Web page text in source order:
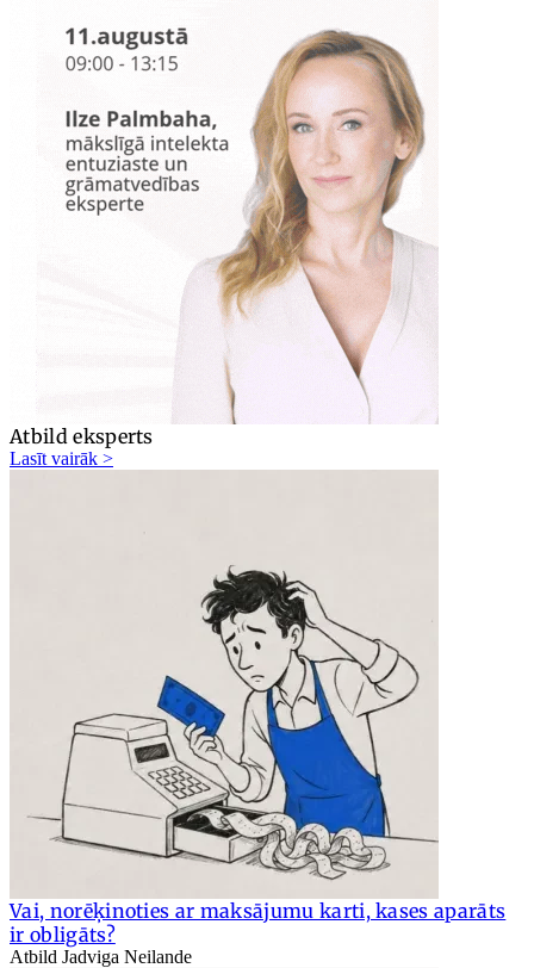
Atbild eksperts
Lasīt vairāk >
Vai, norēķinoties ar maksājumu karti, kases aparāts
ir obligāts?
Atbild Jadviga Neilande